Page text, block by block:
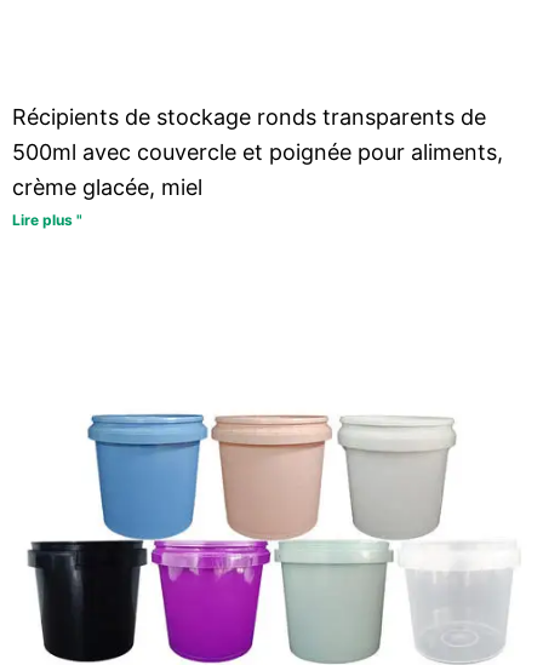
Récipients de stockage ronds transparents de
500ml avec couvercle et poignée pour aliments,
crème glacée, miel
Lire plus "